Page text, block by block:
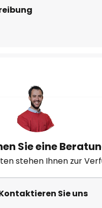
Sie eine
stehen Ihnen zur
Sie uns